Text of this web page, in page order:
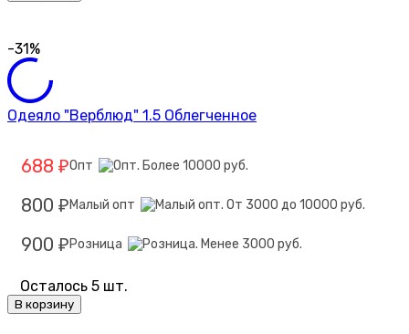
-31%
Одеяло "Верблюд" 1.5 Облегченное
688 ₽Опт
800 ₽ Малый опт
900 ₽ Розница
Осталось 5 шт.
В корзину